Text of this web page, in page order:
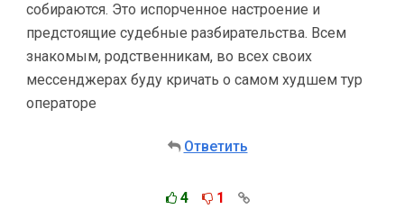
собираются. Это испорченное настроение и
предстоящие судебные разбирательства. Всем
знакомым, родственникам, во всех своих
мессенджерах буду кричать о самом худшем тур
операторе
Ответить
4 1